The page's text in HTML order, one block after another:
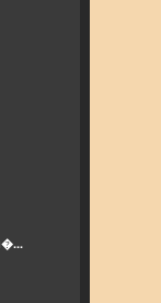
תפוחי אדמה מוקרמים ואפויים בת�...